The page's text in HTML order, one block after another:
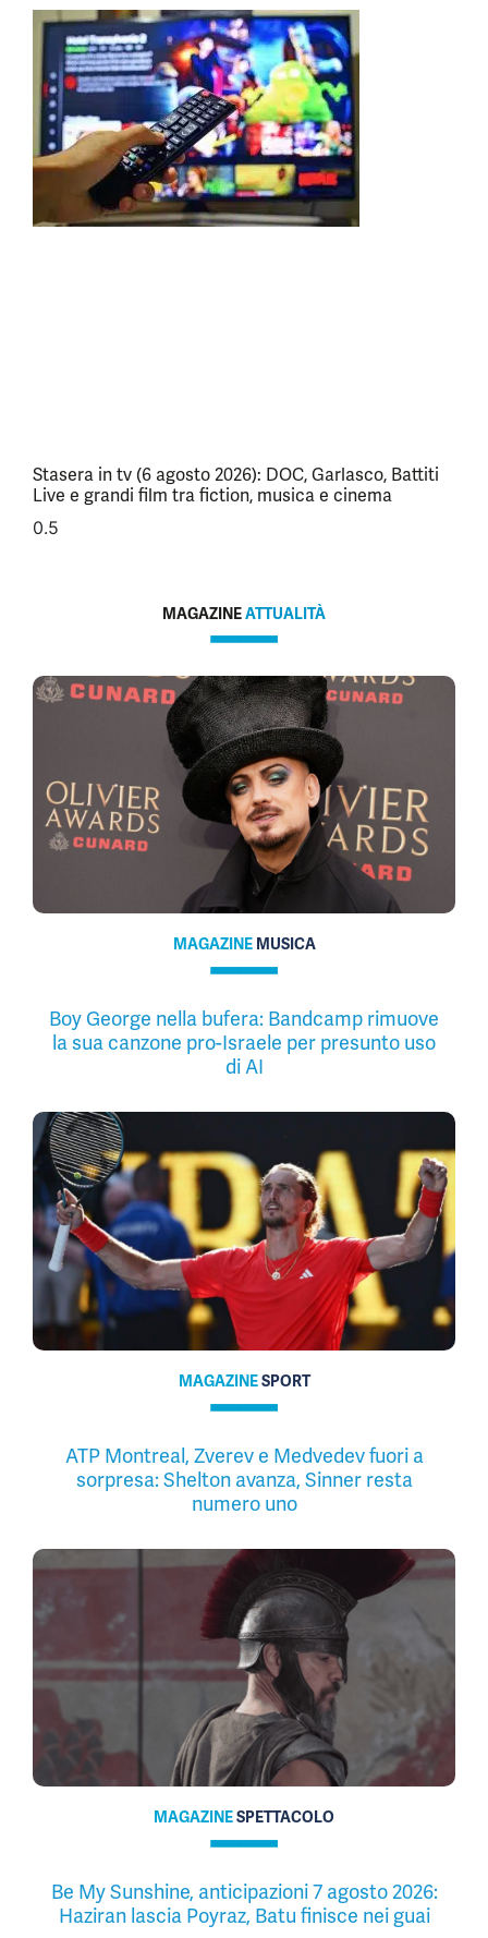
Stasera in tv (6 agosto 2026): DOC, Garlasco, Battiti
Live e grandi film tra fiction, musica e cinema
MAGAZINEATTUALITÀ
MAGAZINE MUSICA
Boy George nella bufera: Bandcamp rimuove
la sua canzone pro-Israele per presunto uso
di AI
MAGAZINESPORT
ATP Montreal, Zverev e Medvedev fuori a
sorpresa: Shelton avanza, Sinner resta
numero uno
MAGAZINESPETTACOLO
Be My Sunshine, anticipazioni 7 agosto 2026:
Haziran lascia Poyraz, Batu finisce nei guai